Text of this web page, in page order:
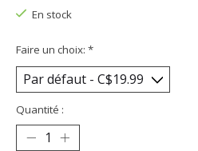
En stock
Faire un choix: *
Quantité :